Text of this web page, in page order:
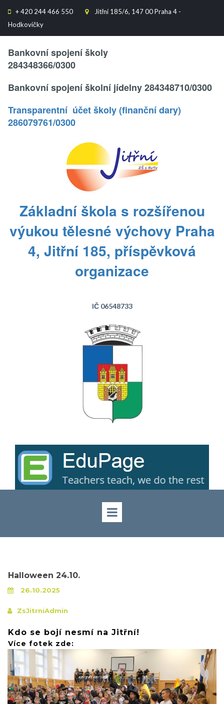
 +420 244 466 550 
Jitřní 185/6, 147 00 Praha 4 -
Hodkovičky
Bankovní spojení školy
284348366/0300
Bankovní spojení školní jídelny 284348710/0300
Transparentní účet školy (finanční dary)
286079761/0300
Základní škola s rozšířenou
výukou tělesné výchovy Praha
4, Jitřní 185, příspěvková
organizace
IČ 06548733
Halloween 24.10.
26.10.2025
ZsJitrniAdmin
Kdo se bojí nesmí na Jitřní!
Více fotek zde: